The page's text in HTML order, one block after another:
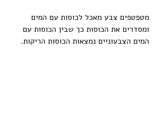
מטפטפים צבע מאכל לכוסות עם המים
ומסדרים את הכוסות כך שבין הכוסות עם
המים הצבעוניים נמצאות הכוסות הריקות.